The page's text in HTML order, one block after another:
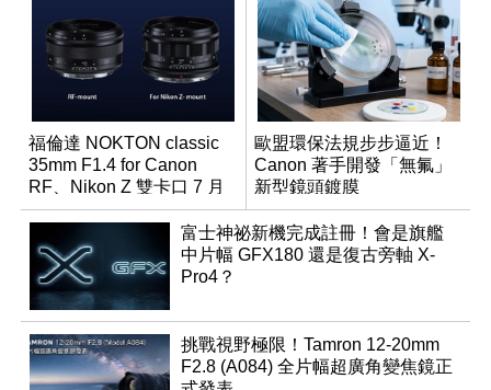
福倫達 NOKTON classic
35mm F1.4 for Canon
RF、Nikon Z 雙卡口 7 月
同步登台
歐盟環保法規步步逼近！
Canon 著手開發「無氟」
新型鏡頭鍍膜
富士神祕新機完成註冊！會是旗艦
中片幅 GFX180 還是復古旁軸 X-
Pro4？
挑戰視野極限！Tamron 12-20mm
F2.8 (A084) 全片幅超廣角變焦鏡正